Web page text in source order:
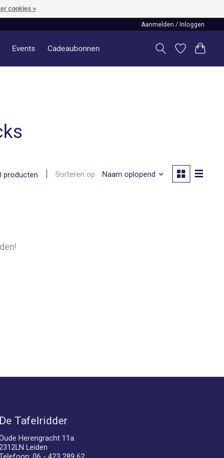
Aanmelden / Inloggen
Events Cadeaubonnen
producten Sorteren op Naam oplopend
De Tafelridder
Herengracht 11a
Leiden
cookies »